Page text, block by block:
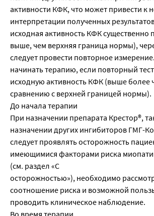
активности КФК, что может привести к
интерпретации полученных
исходная активность КФК существенно
выше, чем верхняя граница нормы),
следует провести повторное
начинать терапию, если повторный
исходную активность КФК (выше более
сравнению с верхней границей нормы).
До начала терапии
При назначении препарата Крестор®,
назначении других ингибиторов ГМГ-
следует проявлять осторожность
имеющимися факторами риска
(см. раздел «С
осторожностью»), необходимо
соотношение риска и возможной
проводить клиническое наблюдение.